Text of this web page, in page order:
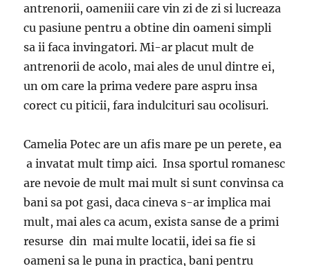
antrenorii, oameniii care vin zi de zi si lucreaza
cu pasiune pentru a obtine din oameni simpli
sa ii faca invingatori. Mi-ar placut mult de
antrenorii de acolo, mai ales de unul dintre ei,
un om care la prima vedere pare aspru insa
corect cu piticii, fara indulcituri sau ocolisuri.
Camelia Potec are un afis mare pe un perete, ea
a invatat mult timp aici. Insa sportul romanesc
are nevoie de mult mai mult si sunt convinsa ca
bani sa pot gasi, daca cineva s-ar implica mai
mult, mai ales ca acum, exista sanse de a primi
resurse din mai multe locatii, idei sa fie si
oameni sa le puna in practica, bani pentru